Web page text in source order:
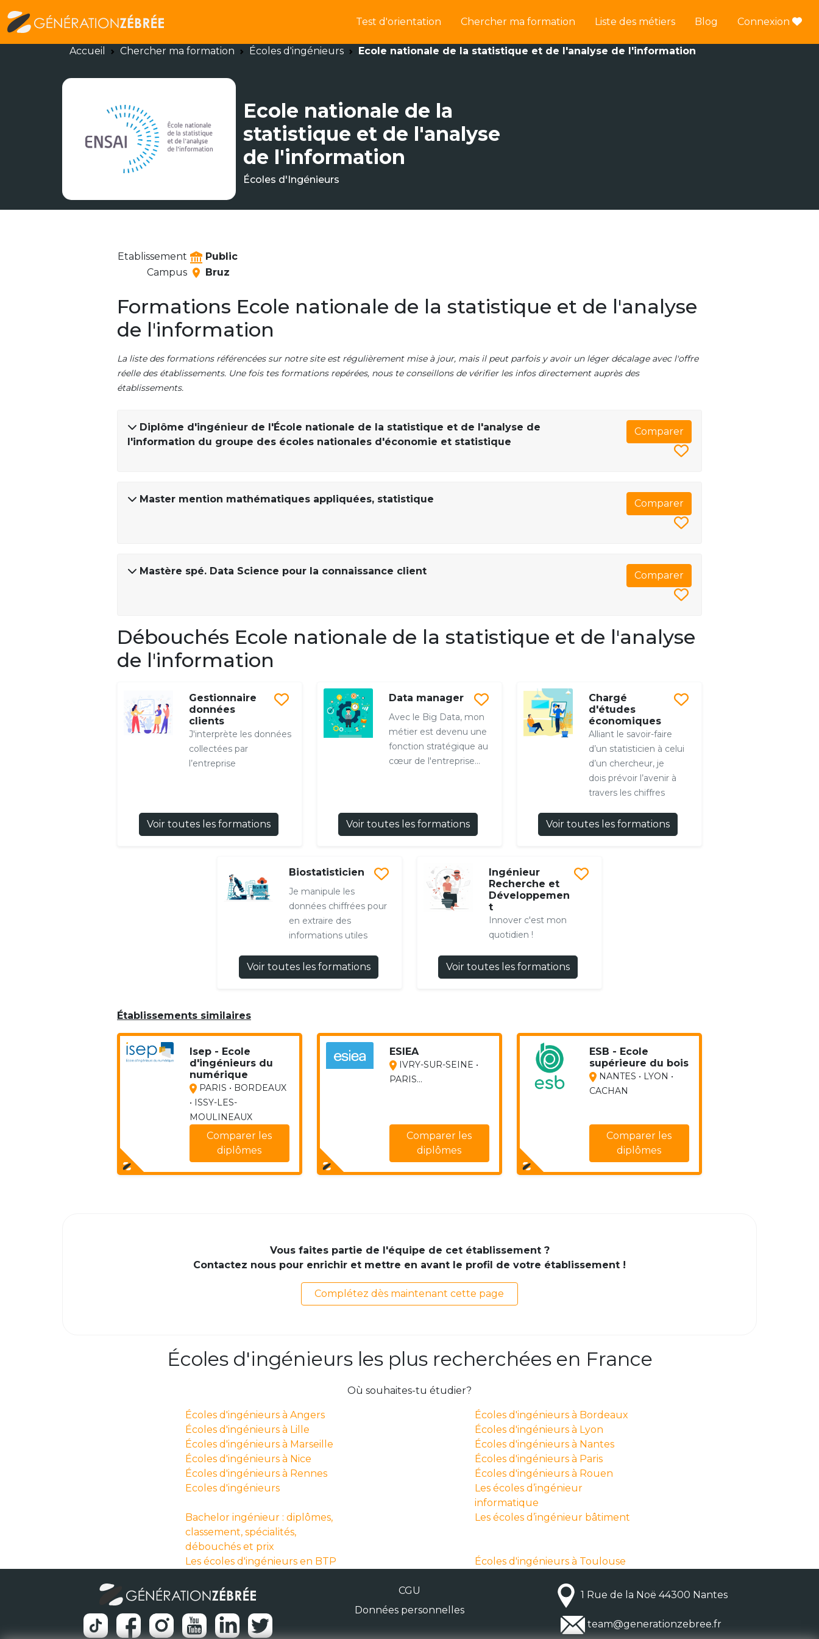
Test d'orientation Chercher ma formation Liste des métiers Blog Connexion
Accueil Chercher ma formation Écoles d'ingénieurs Ecole nationale de la statistique et de l'analyse de l'information
Ecole nationale de la
statistique et de l'analyse
de l'information
Écoles d'Ingénieurs
Etablissement
Public
Campus
Bruz
Formations Ecole nationale de la statistique et de l'analyse
de l'information
La liste des formations référencées sur notre site est régulièrement mise à jour, mais il peut parfois y avoir un léger décalage avec l'offre
réelle des établissements. Une fois tes formations repérées, nous te conseillons de vérifier les infos directement auprès des
établissements.
Diplôme d'ingénieur de l'École nationale de la statistique et de l'analyse de
l'information du groupe des écoles nationales d'économie et statistique
Comparer
Master mention mathématiques appliquées, statistique Comparer
Mastère spé. Data Science pour la connaissance client Comparer
Débouchés Ecole nationale de la statistique et de l'analyse
de l'information
Gestionnaire
données
clients
J'interprète les données
collectées par
l’entreprise
Voir toutes les formations
Data manager
Avec le Big Data, mon
métier est devenu une
fonction stratégique au
cœur de l'entreprise...
Voir toutes les formations
Chargé
d'études
économiques
Alliant le savoir-faire
d’un statisticien à celui
d’un chercheur, je
dois prévoir l’avenir à
travers les chiffres
Voir toutes les formations
Biostatisticien
Je manipule les
données chiffrées pour
en extraire des
informations utiles
Voir toutes les formations
Ingénieur
Recherche et
Développemen
t
Innover c'est mon
quotidien !
Voir toutes les formations
Établissements similaires
Isep - Ecole
d'ingénieurs du
numérique
PARIS • BORDEAUX
• ISSY-LES-
MOULINEAUX
Comparer les
diplômes
ESIEA
IVRY-SUR-SEINE •
PARIS...
Comparer les
diplômes
ESB - Ecole
supérieure du bois
NANTES • LYON •
CACHAN
Comparer les
diplômes
Vous faites partie de l'équipe de cet établissement ?
Contactez nous pour enrichir et mettre en avant le profil de votre établissement !
Complétez dès maintenant cette page
Écoles d'ingénieurs les plus recherchées en France
Où souhaites-tu étudier?
Écoles d'ingénieurs à Angers
Écoles d'ingénieurs à Bordeaux
Écoles d'ingénieurs à Lille
Écoles d'ingénieurs à Lyon
Écoles d'ingénieurs à Marseille
Écoles d'ingénieurs à Nantes
Écoles d'ingénieurs à Nice
Écoles d'ingénieurs à Paris
Écoles d'ingénieurs à Rennes
Écoles d'ingénieurs à Rouen
Ecoles d'ingénieurs
Les écoles d’ingénieur
informatique
Bachelor ingénieur : diplômes,
classement, spécialités,
débouchés et prix
Les écoles d’ingénieur bâtiment
Les écoles d'ingénieurs en BTP Écoles d'ingénieurs à Toulouse
CGU
Données personnelles
1 Rue de la Noë 44300 Nantes
team@generationzebree.fr